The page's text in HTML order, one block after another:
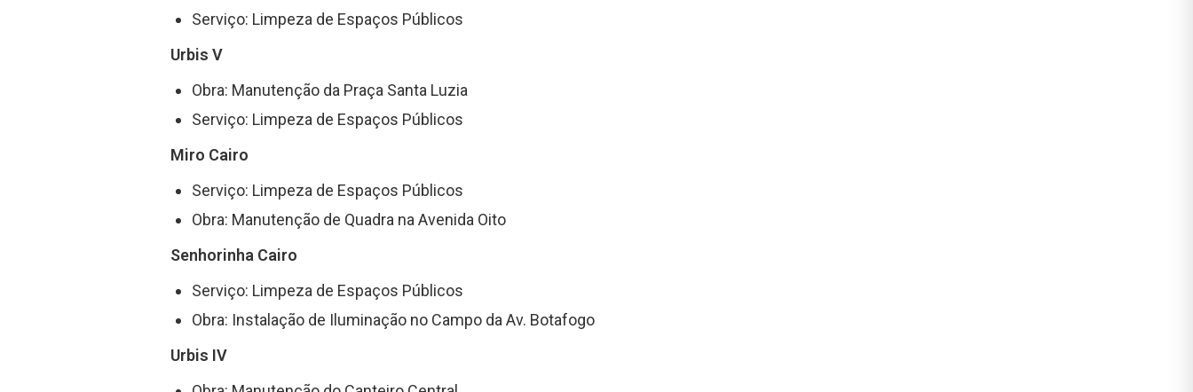
Serviço: Limpeza de Espaços Públicos
Urbis V
Obra: Manutenção da Praça Santa Luzia
Serviço: Limpeza de Espaços Públicos
Miro Cairo
Serviço: Limpeza de Espaços Públicos
Obra: Manutenção de Quadra na Avenida Oito
Senhorinha Cairo
Serviço: Limpeza de Espaços Públicos
Obra: Instalação de Iluminação no Campo da Av. Botafogo
Urbis IV